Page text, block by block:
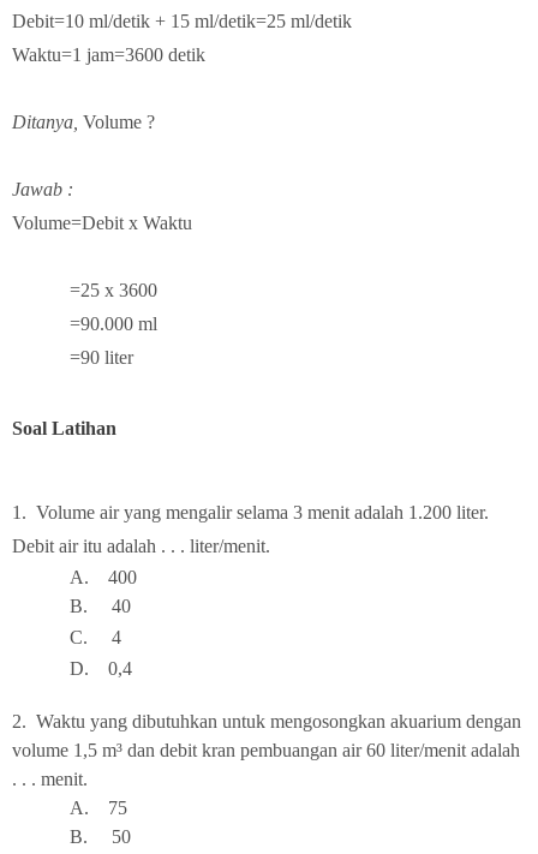
Debit=10 ml/detik + 15 ml/detik=25 ml/detik
Waktu=1 jam=3600 detik
Ditanya, Volume ?
Jawab :
Volume=Debit x Waktu
=25 x 3600
=90.000 ml
=90 liter
Soal Latihan
1. Volume air yang mengalir selama 3 menit adalah 1.200 liter.
Debit air itu adalah . . . liter/menit.
A. 400
B. 40
C.
4
D.
0,4
2. Waktu yang dibutuhkan untuk mengosongkan akuarium dengan
volume 1,5 m³ dan debit kran pembuangan air 60 liter/menit adalah
. . . menit.
A.
75
B.
50